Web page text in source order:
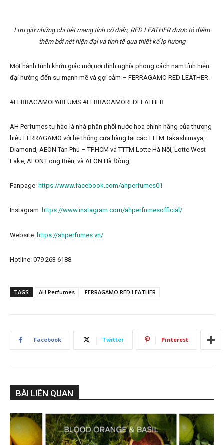
Lưu giữ những chi tiết mang tính cổ điển, RED LEATHER được tô điểm
thêm bởi nét hiện đại và tinh tế qua thiết kế lọ hương
Một hành trình khứu giác mới,nơi định nghĩa phong cách nam tính hiện
đại hướng đến sự mạnh mẽ và gợi cảm – FERRAGAMO RED LEATHER.
#FERRAGAMOPARFUMS #FERRAGAMOREDLEATHER
AH Perfumes tự hào là nhà phân phối nước hoa chính hãng của thương
hiệu FERRAGAMO với hệ thống cửa hàng tại các TTTM Takashimaya,
Diamond, AEON Tân Phú – TP.HCM và TTTM Lotte Hà Nội, Lotte West
Lake, AEON Long Biên, và AEON Hà Đông.
Fanpage: https://www.facebook.com/ahperfumes01
Instagram: https://www.instagram.com/ahperfumesofficial/
Website: https://ahperfumes.vn/
Hotline: 079 263 6188
TAGS AH Perfumes FERRAGAMO RED LEATHER
Facebook Twitter Pinterest
BÀI LIÊN QUAN